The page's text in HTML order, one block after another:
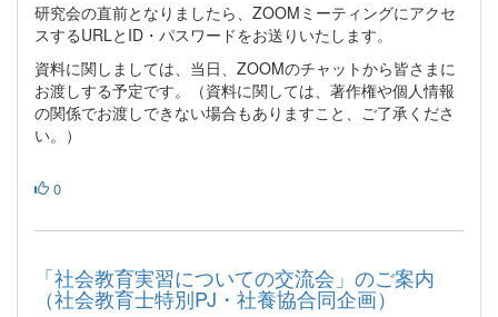
研究会の直前となりましたら、ZOOMミーティングにアクセ
スするURLとID・パスワードをお送りいたします。
資料に関しましては、当日、ZOOMのチャットから皆さまに
お渡しする予定です。（資料に関しては、著作権や個人情報
の関係でお渡しできない場合もありますこと、ご了承くださ
い。）
0
「社会教育実習についての交流会」のご案内
（社会教育士特別PJ・社養協合同企画）